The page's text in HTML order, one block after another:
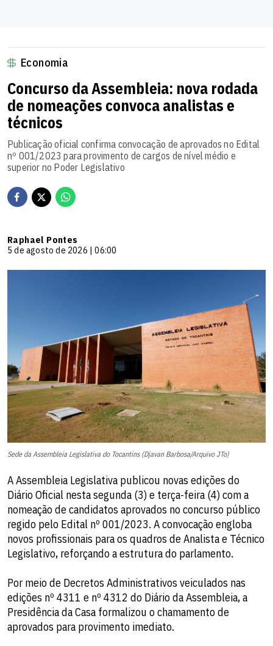
Economia
Concurso da Assembleia: nova rodada
de nomeações convoca analistas e
técnicos
Publicação oficial confirma convocação de aprovados no Edital
nº 001/2023 para provimento de cargos de nível médio e
superior no Poder Legislativo
Raphael Pontes
5 de agosto de 2026 | 06:00
Sede da Assembleia Legislativa do Tocantins (Djavan Barbosa/Arquivo JTo)
A Assembleia Legislativa publicou novas edições do
Diário Oficial nesta segunda (3) e terça-feira (4) com a
nomeação de candidatos aprovados no concurso público
regido pelo Edital nº 001/2023. A convocação engloba
novos profissionais para os quadros de Analista e Técnico
Legislativo, reforçando a estrutura do parlamento.
Por meio de Decretos Administrativos veiculados nas
edições nº 4311 e nº 4312 do Diário da Assembleia, a
Presidência da Casa formalizou o chamamento de
aprovados para provimento imediato.